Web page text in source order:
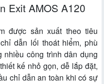
Exit AMOS A120
được sản xuất theo tiêu
dẫn lối thoát hiểm, phù
công trình dân dụng
kế nhỏ gọn, dễ lắp đặt,
chỉ dẫn an toàn khi có sự